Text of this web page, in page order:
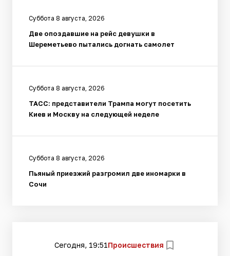
Суббота 8 августа, 2026
Две опоздавшие на рейс девушки в
Шереметьево пытались догнать самолет
Суббота 8 августа, 2026
ТАСС: представители Трампа могут посетить
Киев и Москву на следующей неделе
Суббота 8 августа, 2026
Пьяный приезжий разгромил две иномарки в
Сочи
Сегодня, 19:51Происшествия